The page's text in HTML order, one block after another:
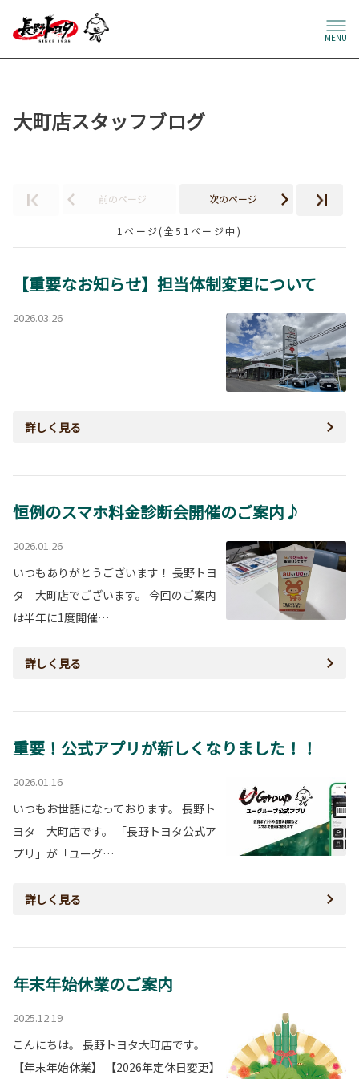
MENU
大町店スタッフブログ
前のページ 次のページ
1ページ(全51ページ中)
【重要なお知らせ】担当体制変更について
2026.03.26
詳しく見る
恒例のスマホ料金診断会開催のご案内♪
2026.01.26
いつもありがとうございます！ 長野トヨ
タ 大町店でございます。 今回のご案内
は半年に1度開催…
詳しく見る
重要！公式アプリが新しくなりました！！
2026.01.16
いつもお世話になっております。 長野ト
ヨタ 大町店です。 「長野トヨタ公式ア
プリ」が「ユーグ…
詳しく見る
年末年始休業のご案内
2025.12.19
こんにちは。 長野トヨタ大町店です。
【年末年始休業】 【2026年定休日変更】